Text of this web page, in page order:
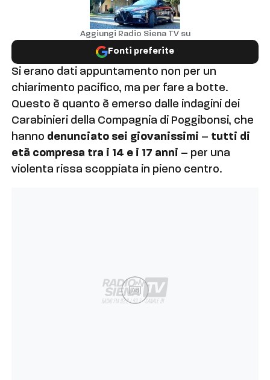
Aggiungi Radio Siena TV su
Fonti preferite
Si erano dati appuntamento non per un
chiarimento pacifico, ma per fare a botte.
Questo è quanto è emerso dalle indagini dei
Carabinieri della Compagnia di Poggibonsi, che
hanno denunciato sei giovanissimi – tutti di
età compresa tra i 14 e i 17 anni – per una
violenta rissa scoppiata in pieno centro.
Ad